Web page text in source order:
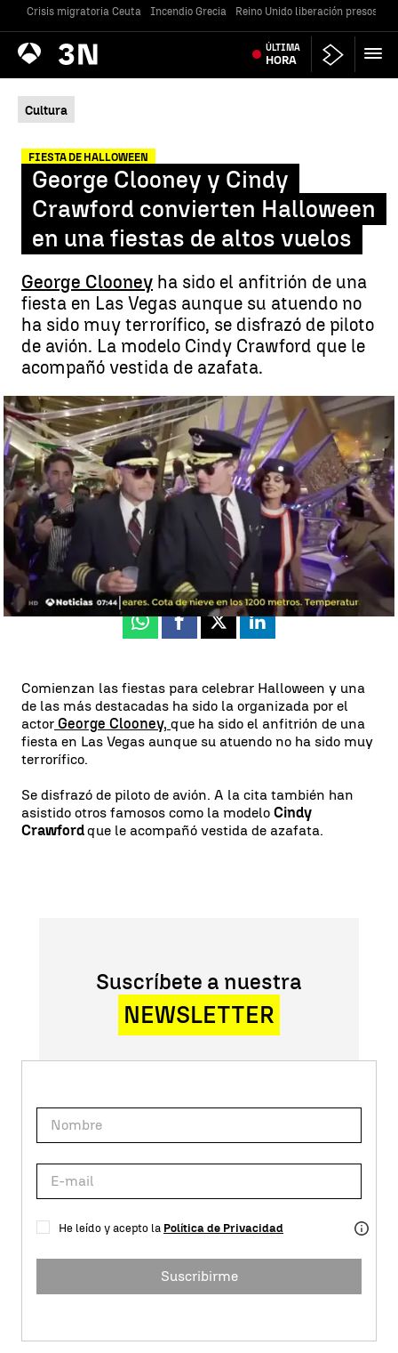
Crisis migratoria Ceuta Incendio Grecia Reino Unido liberación presos
Antena
3 Noticias ÚLTIMA
HORA
Cultura
FIESTA DE HALLOWEEN
George Clooney y Cindy
Crawford convierten Halloween
en una fiestas de altos vuelos
George Clooney ha sido el anfitrión de una
fiesta en Las Vegas aunque su atuendo no
ha sido muy terrorífico, se disfrazó de piloto
de avión. La modelo Cindy Crawford que le
acompañó vestida de azafata.
George Clooney y Cindy Crawford convierten Halloween en una
fiestas de altos vuelos |antena3noticias.com
Antena 3 Noticias
Actualizado:
31 de octubre de 2018, 07:59
Publicado: 31 de octubre de 2018, 07:58
Whatsapp
Facebook
X Linkedin
Comienzan las fiestas para celebrar Halloween y una
de las más destacadas ha sido la organizada por el
actor George Clooney, que ha sido el anfitrión de una
fiesta en Las Vegas aunque su atuendo no ha sido muy
terrorífico.
Se disfrazó de piloto de avión. A la cita también han
asistido otros famosos como la modelo Cindy
Crawfordque le acompañó vestida de azafata.
Suscríbete a nuestra
NEWSLETTER
He leído y acepto la Política de Privacidad
Suscribirme